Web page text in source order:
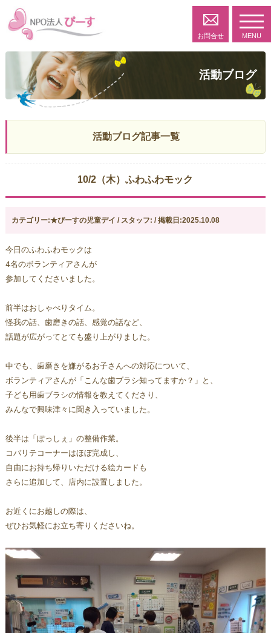
お問合せ MENU
活動ブログ
活動ブログ記事一覧
10/2（木）ふわふわモック
カテゴリー:★ぴーすの児童デイ / スタッフ: / 掲載日:2025.10.08
今日のふわふわモックは
4名のボランティアさんが
参加してくださいました。
前半はおしゃべりタイム。
怪我の話、歯磨きの話、感覚の話など、
話題が広がってとても盛り上がりました。
中でも、歯磨きを嫌がるお子さんへの対応について、
ボランティアさんが「こんな歯ブラシ知ってますか？」と、
子ども用歯ブラシの情報を教えてくださり、
みんなで興味津々に聞き入っていました。
後半は「ぽっしぇ」の整備作業。
コバリテコーナーはほぼ完成し、
自由にお持ち帰りいただける絵カードも
さらに追加して、店内に設置しました。
お近くにお越しの際は、
ぜひお気軽にお立ち寄りくださいね。